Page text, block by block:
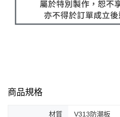
商品規格
材質 V313防潮板